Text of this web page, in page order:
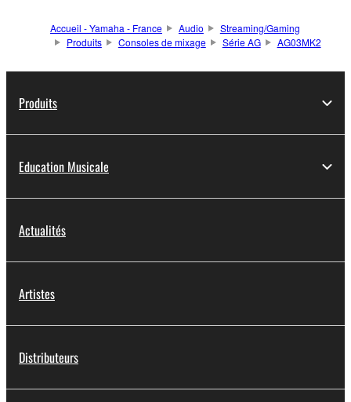
Accueil - Yamaha - France Audio
Streaming/Gaming
Produits
Consoles de mixage Série AG AG03MK2
Produits
Education Musicale
Actualités
Artistes
Distributeurs